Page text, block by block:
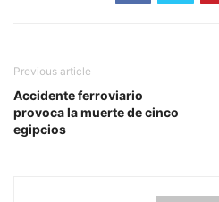
Previous article
Accidente ferroviario
provoca la muerte de cinco
egipcios